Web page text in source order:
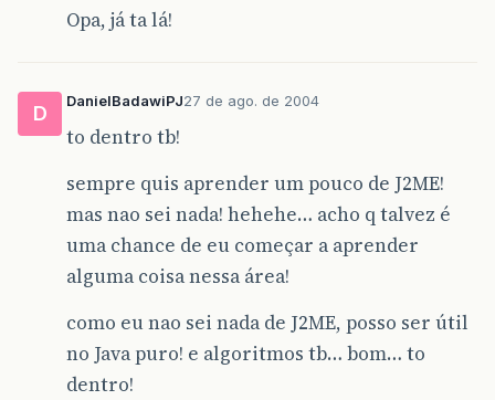
Opa, já ta lá!
D
DanielBadawiPJ27 de ago. de 2004
to dentro tb!
sempre quis aprender um pouco de J2ME!
mas nao sei nada! hehehe… acho q talvez é
uma chance de eu começar a aprender
alguma coisa nessa área!
como eu nao sei nada de J2ME, posso ser útil
no Java puro! e algoritmos tb… bom… to
dentro!